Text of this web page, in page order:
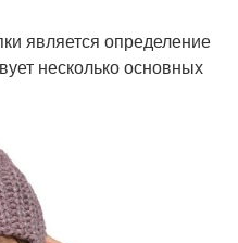
является определение
несколько основных